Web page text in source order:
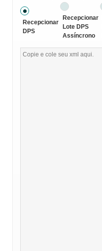
Recepcionar
DPS
Recepcionar
Lote DPS
Assíncrono